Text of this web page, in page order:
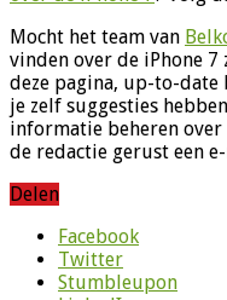
Mocht het team van
vinden over de iPhone 7
deze pagina, up-to-date
je zelf suggesties
informatie beheren
de redactie gerust een
Delen
Facebook
Twitter
Stumbleupon